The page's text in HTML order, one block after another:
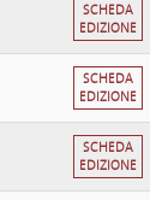
SCHEDA
EDIZIONE
SCHEDA
EDIZIONE
SCHEDA
EDIZIONE